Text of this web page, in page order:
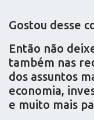
Gostou desse
Então não
também nas
dos assuntos
economia,
e muito mais